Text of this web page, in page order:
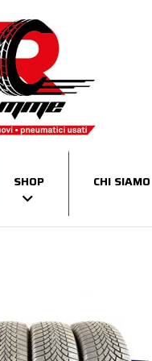
SHOP CHI SIAMO